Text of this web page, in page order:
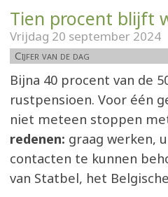
Tien procent blijft
Vrijdag 20 september 2024
Cijfer van de dag
Bijna 40 procent van de
rustpensioen. Voor één
niet meteen stoppen
redenen: graag werken,
contacten te kunnen
van Statbel, het